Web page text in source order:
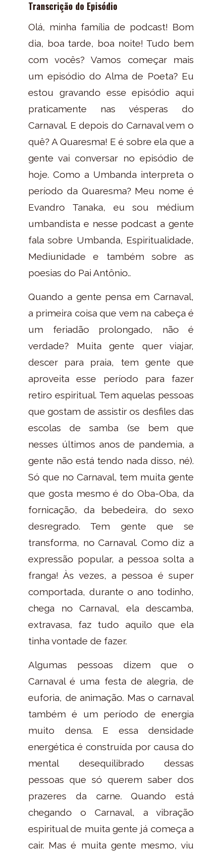
Transcrição do Episódio
Olá, minha família de podcast! Bom
dia, boa tarde, boa noite! Tudo bem
com vocês? Vamos começar mais
um episódio do Alma de Poeta? Eu
estou gravando esse episódio aqui
praticamente nas vésperas do
Carnaval. E depois do Carnaval vem o
quê? A Quaresma! E é sobre ela que a
gente vai conversar no episódio de
hoje. Como a Umbanda interpreta o
período da Quaresma? Meu nome é
Evandro Tanaka, eu sou médium
umbandista e nesse podcast a gente
fala sobre Umbanda, Espiritualidade,
Mediunidade e também sobre as
poesias do Pai Antônio..
Quando a gente pensa em Carnaval,
a primeira coisa que vem na cabeça é
um feriadão prolongado, não é
verdade? Muita gente quer viajar,
descer para praia, tem gente que
aproveita esse período para fazer
retiro espiritual. Tem aquelas pessoas
que gostam de assistir os desfiles das
escolas de samba (se bem que
nesses últimos anos de pandemia, a
gente não está tendo nada disso, né).
Só que no Carnaval, tem muita gente
que gosta mesmo é do Oba-Oba, da
fornicação, da bebedeira, do sexo
desregrado. Tem gente que se
transforma, no Carnaval. Como diz a
expressão popular, a pessoa solta a
franga! Às vezes, a pessoa é super
comportada, durante o ano todinho,
chega no Carnaval, ela descamba,
extravasa, faz tudo aquilo que ela
tinha vontade de fazer.
Algumas pessoas dizem que o
Carnaval é uma festa de alegria, de
euforia, de animação. Mas o carnaval
também é um período de energia
muito densa. E essa densidade
energética é construída por causa do
mental desequilibrado dessas
pessoas que só querem saber dos
prazeres da carne. Quando está
chegando o Carnaval, a vibração
espiritual de muita gente já começa a
cair. Mas é muita gente mesmo, viu